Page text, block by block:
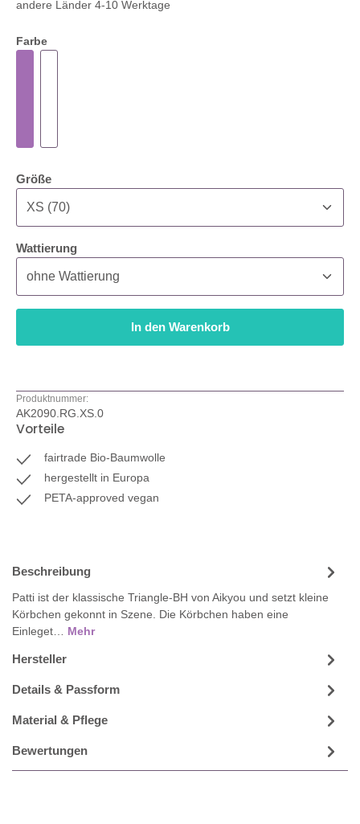
andere Länder 4-10 Werktage
Farbe
Größeauswählen
Wattierungauswählen
In den Warenkorb
Produktnummer:
AK2090.RG.XS.0
Vorteile
fairtrade Bio-Baumwolle
hergestellt in Europa
PETA-approved vegan
Beschreibung
Patti ist der klassische Triangle-BH von Aikyou und setzt kleine
Körbchen gekonnt in Szene. Die Körbchen haben eine
Einleget… Mehr
Hersteller
Details & Passform
Material & Pflege
Bewertungen